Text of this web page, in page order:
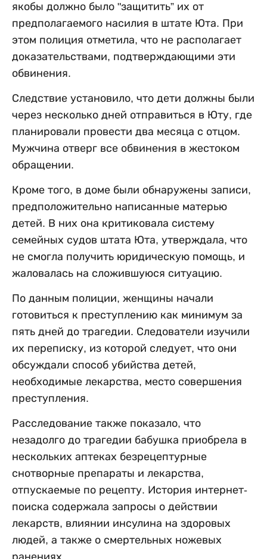
якобы должно было "защитить” их от
предполагаемого насилия в штате Юта. При
этом полиция отметила, что не располагает
доказательствами, подтверждающими эти
обвинения.
Следствие установило, что дети должны были
через несколько дней отправиться в Юту, где
планировали провести два месяца с отцом.
Мужчина отверг все обвинения в жестоком
обращении.
Кроме того, в доме были обнаружены записи,
предположительно написанные матерью
детей. В них она критиковала систему
семейных судов штата Юта, утверждала, что
не смогла получить юридическую помощь, и
жаловалась на сложившуюся ситуацию.
По данным полиции, женщины начали
готовиться к преступлению как минимум за
пять дней до трагедии. Следователи изучили
их переписку, из которой следует, что они
обсуждали способ убийства детей,
необходимые лекарства, место совершения
преступления.
Расследование также показало, что
незадолго до трагедии бабушка приобрела в
нескольких аптеках безрецептурные
снотворные препараты и лекарства,
отпускаемые по рецепту. История интернет-
поиска содержала запросы о действии
лекарств, влиянии инсулина на здоровых
людей, а также о смертельных ножевых
ранениях.